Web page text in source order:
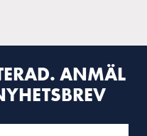
ANMÄL